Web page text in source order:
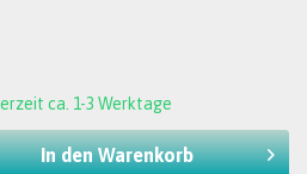
ca. 1-3 Werktage
In den Warenkorb